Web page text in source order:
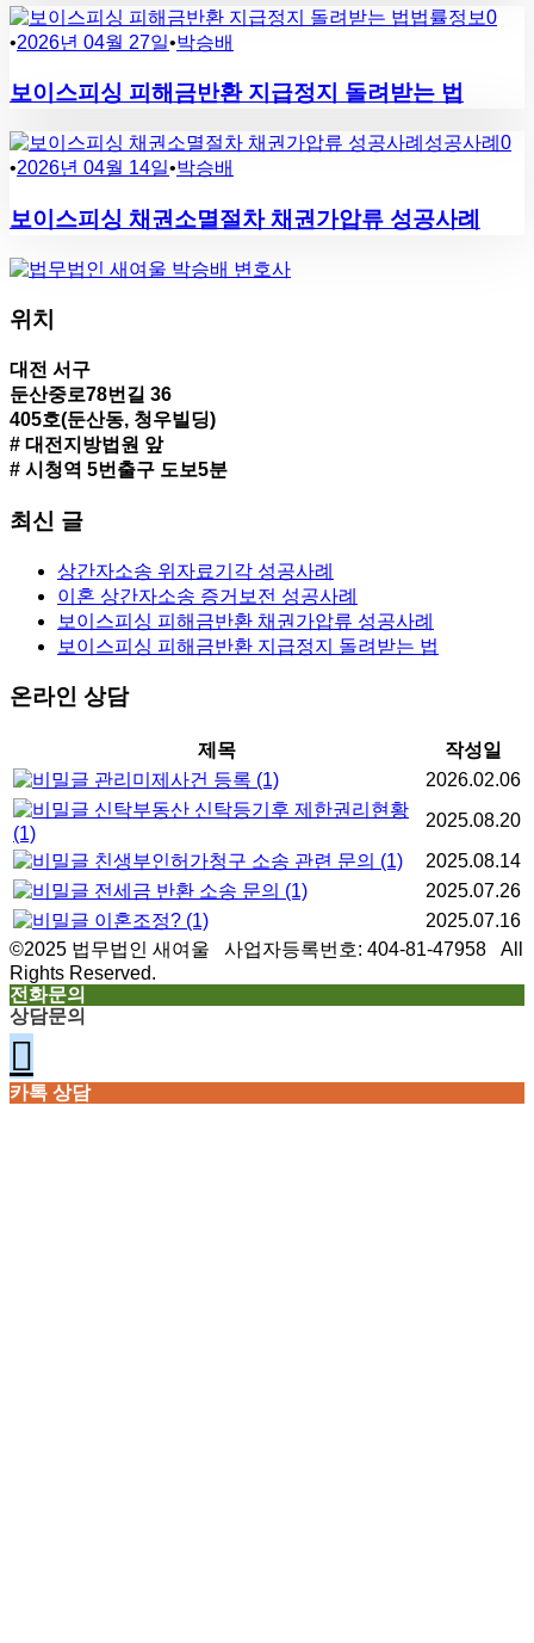
법률정보0
•2026년 04월 27일•박승배
보이스피싱 피해금반환 지급정지 돌려받는 법
성공사례 0
•2026년 04월 14일•박승배
보이스피싱 채권소멸절차 채권가압류 성공사례
위치
대전 서구
둔산중로78번길 36
405호(둔산동, 청우빌딩)
# 대전지방법원 앞
# 시청역 5번출구 도보5분
최신 글
상간자소송 위자료기각 성공사례
이혼 상간자소송 증거보전 성공사례
보이스피싱 피해금반환 채권가압류 성공사례
보이스피싱 피해금반환 지급정지 돌려받는 법
온라인 상담
제목
작성일
관리미제사건 등록 (1)
2026.02.06
신탁부동산 신탁등기후 제한권리현황
(1)
2025.08.20
친생부인허가청구 소송 관련 문의 (1)
2025.08.14
전세금 반환 소송 문의 (1)
2025.07.26
이혼조정? (1)
2025.07.16
©2025 법무법인 새여울 사업자등록번호: 404-81-47958 All
Rights Reserved.
전화문의
상담문의
카톡 상담